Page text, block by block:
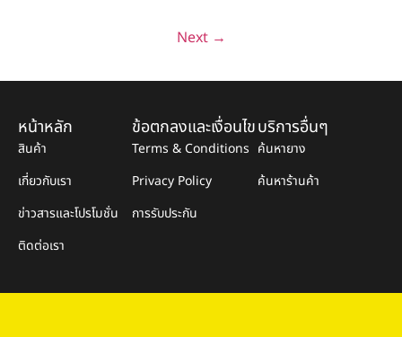
Next →
หน้าหลัก
สินค้า
เกี่ยวกับเรา
ข่าวสารและโปรโมชั่น
ติดต่อเรา
ข้อตกลงและเงื่อนไข
Terms & Conditions
Privacy Policy
การรับประกัน
บริการอื่นๆ
ค้นหายาง
ค้นหาร้านค้า